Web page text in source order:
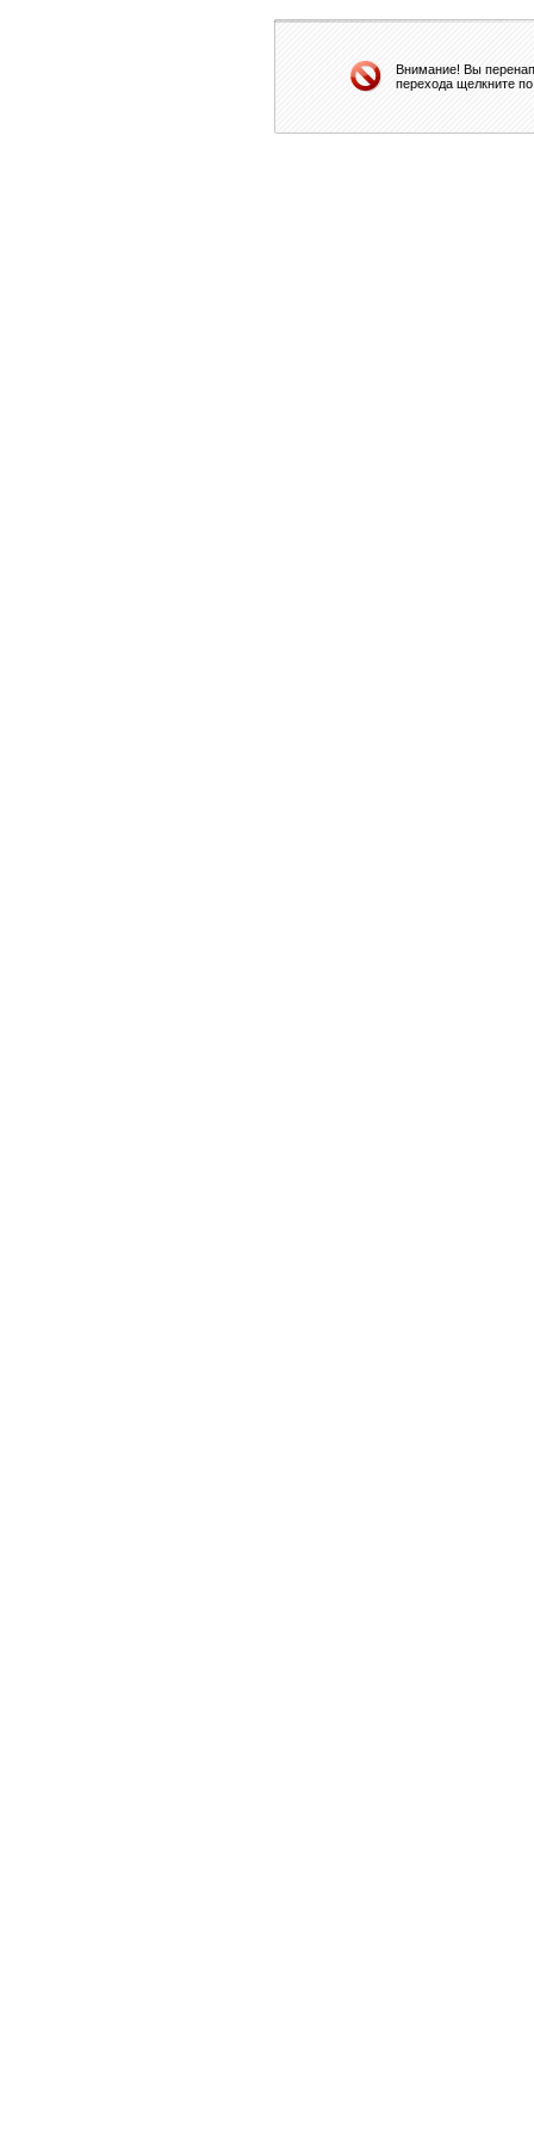
Внимание! Вы
перехода щелкните